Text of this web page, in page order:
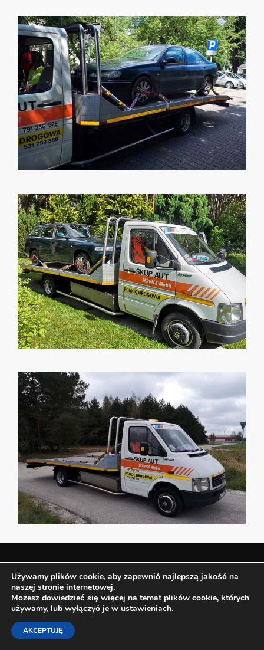
SKUP AUT
BEZ OC ORAZ PRZEGLĄDÓW
ZAWSZE UCZCIWIE > SOLIDNIE > SPRAWNIE
Używamy plików cookie, aby zapewnić najlepszą jakość na
naszej stronie internetowej.
Możesz dowiedzieć się więcej na temat plików cookie, których
używamy, lub wyłączyć je w ustawieniach.
AKCEPTUJĘ